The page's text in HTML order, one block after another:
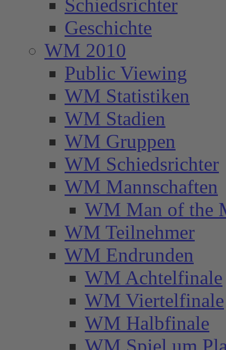
Schiedsrichter
Geschichte
WM 2010
Public Viewing
WM Statistiken
WM Stadien
WM Gruppen
WM Schiedsrichter
WM Mannschaften
WM Man of the
WM Teilnehmer
WM Endrunden
WM Achtelfinale
WM Viertelfinale
WM Halbfinale
WM Spiel um